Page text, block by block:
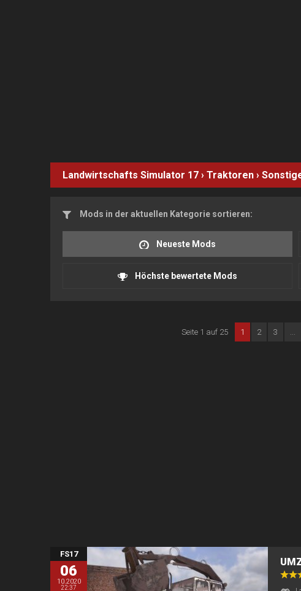
Landwirtschafts Simulator 17 › Traktoren ›
Mods in der aktuellen Kategorie sortieren:
Neueste Mods
Höchste bewertete Mods
Seite 1 auf 25 1 2 3 ...
FS17
06
10.2020
22:37